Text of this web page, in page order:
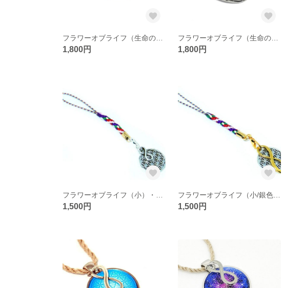
1,800円
フラワーオブライフ（生命の花/神聖幾何学） リング／指輪 16号前後（円周 約56mm）【ステンレス銀色】
1,800円
1,500円
フラワーオブライフ（小/銀色）・メビウスの輪（金色） ストラップ（生命の花/神聖幾何学）
1,500円